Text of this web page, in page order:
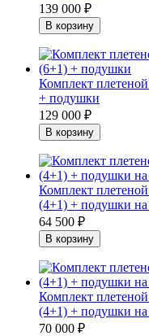
139 000 ₽
Комплект
+ подушки
129 000 ₽
Комплект
(4+1) + подушки на
64 500 ₽
Комплект
(4+1) + подушки на
70 000 ₽